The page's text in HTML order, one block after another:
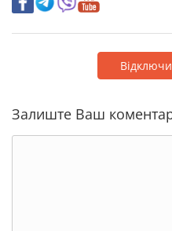
Залиште Ваш